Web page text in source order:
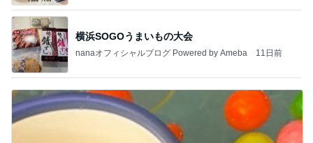
横浜SOGOうまいもの大会
nanaオフィシャルブログ Powered by Ameba 11日前